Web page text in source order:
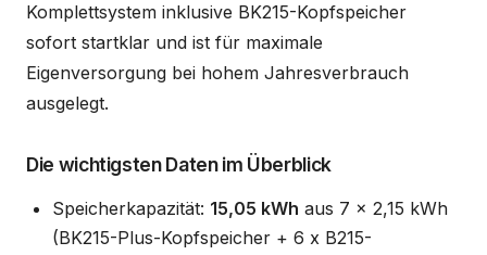
Komplettsystem inklusive BK215-Kopfspeicher
sofort startklar und ist für maximale
Eigenversorgung bei hohem Jahresverbrauch
ausgelegt.
Die wichtigsten Daten im Überblick
Speicherkapazität: 15,05 kWh aus 7 x 2,15 kWh
(BK215-Plus-Kopfspeicher + 6 x B215-